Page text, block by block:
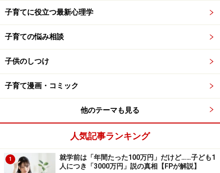
繰り返し言うことを聞かないなら、根っこ
の悪循環を改善するべき
い」という場面で起こるものです。これは筆者の育児相
談室でも一番よく聞くお悩みのひとつですが、その要因
は、言うことを聞けるような根本的な仕組みができあが
っていないことがほとんどです。
なかでもよく見受けられるのは、親がその場その場で対
応していて、昨日と今日のルールが違うなどしつけが一
子育てに役立つ最新心理学
子育ての悩み相談
子供のしつけ
子育て漫画・コミック
他のテーマも見る
人気記事ランキング
1
就学前は「年間たった100万円」だけど……子ども1
人につき「3000万円」説の真相【FPが解説】